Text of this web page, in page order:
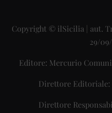
Copyright © ilSicilia | aut.
29/
Editore: Mercurio
Direttore Editoriale:
Direttore